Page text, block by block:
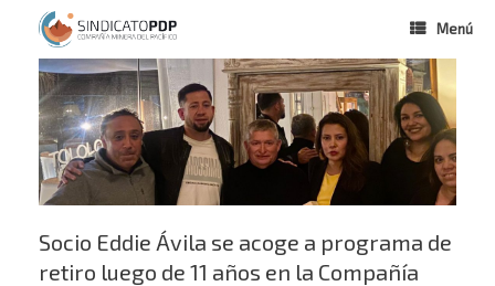
Menú
Socio Eddie Ávila se acoge a programa de
retiro luego de 11 años en la Compañía